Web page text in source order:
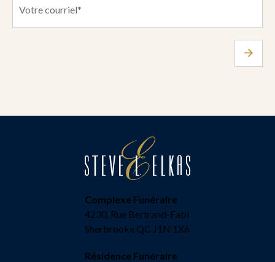
Complexe Funéraire
4230, Rue Bertrand-Fabi
Sherbrooke QC J1N 1X6
Résidence Funéraire